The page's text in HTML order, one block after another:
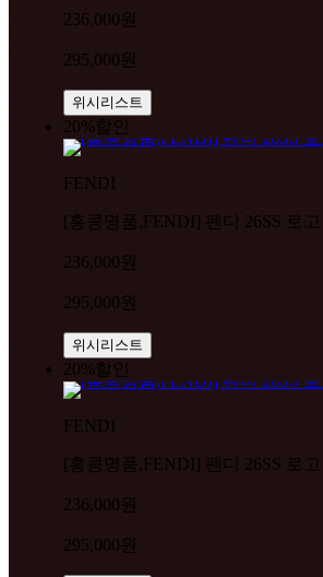
236,000원
295,000원
위시리스트
20% 할인
FENDI
[홍콩명품,FENDI] 펜디 26SS 로
236,000원
295,000원
위시리스트
20%할인
FENDI
[홍콩명품,FENDI] 펜디 26SS 로
236,000원
295,000원